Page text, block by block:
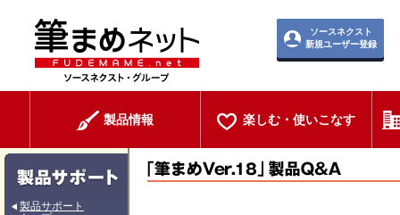
ソースネクスト
新規ユーザー登録
製品情報 楽しむ・使いこなす
製品サポート